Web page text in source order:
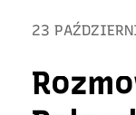
23